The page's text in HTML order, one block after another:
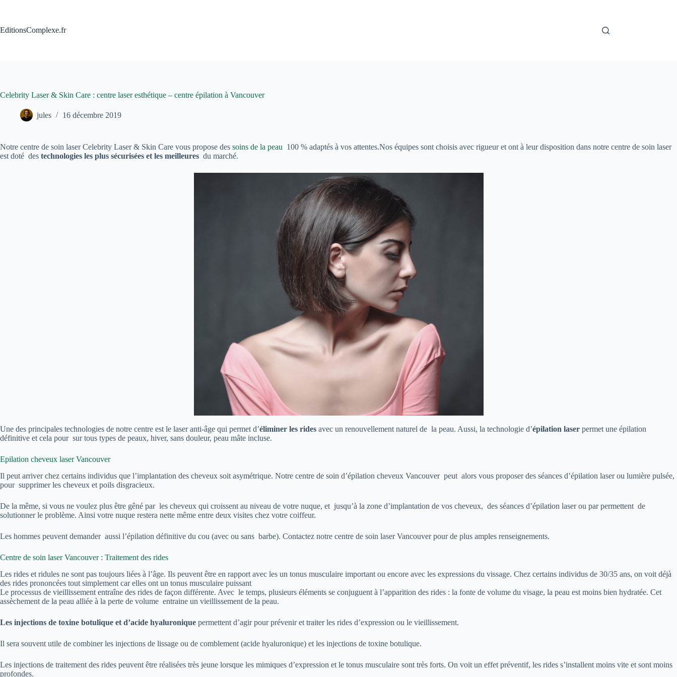
EditionsComplexe.fr
Celebrity Laser & Skin Care : centre laser esthétique – centre épilation à Vancouver
jules 16 décembre 2019
Notre centre de soin laser Celebrity Laser & Skin Care vous propose des soins de la peau 100 % adaptés à vos attentes.Nos équipes sont choisis avec rigueur et ont à leur disposition dans notre centre de soin laser
est doté des technologies les plus sécurisées et les meilleures du marché.
Une des principales technologies de notre centre est le laser anti-âge qui permet d’éliminer les rides avec un renouvellement naturel de la peau. Aussi, la technologie d’épilation laser permet une épilation
définitive et cela pour sur tous types de peaux, hiver, sans douleur, peau mâte incluse.
Epilation cheveux laser Vancouver
Il peut arriver chez certains individus que l’implantation des cheveux soit asymétrique. Notre centre de soin d’épilation cheveux Vancouver peut alors vous proposer des séances d’épilation laser ou lumière pulsée,
pour supprimer les cheveux et poils disgracieux.
De la même, si vous ne voulez plus être gêné par les cheveux qui croissent au niveau de votre nuque, et jusqu’à la zone d’implantation de vos cheveux, des séances d’épilation laser ou par permettent de
solutionner le problème. Ainsi votre nuque restera nette même entre deux visites chez votre coiffeur.
Les hommes peuvent demander aussi l’épilation définitive du cou (avec ou sans barbe). Contactez notre centre de soin laser Vancouver pour de plus amples renseignements.
Centre de soin laser Vancouver : Traitement des rides
Les rides et ridules ne sont pas toujours liées à l’âge. Ils peuvent être en rapport avec les un tonus musculaire important ou encore avec les expressions du vissage. Chez certains individus de 30/35 ans, on voit déjà
des rides prononcées tout simplement car elles ont un tonus musculaire puissant
Le processus de vieillissement entraîne des rides de façon différente. Avec le temps, plusieurs éléments se conjuguent à l’apparition des rides : la fonte de volume du visage, la peau est moins bien hydratée. Cet
assèchement de la peau alliée à la perte de volume entraine un vieillissement de la peau.
Les injections de toxine botulique et d’acide hyaluronique permettent d’agir pour prévenir et traiter les rides d’expression ou le vieillissement.
Il sera souvent utile de combiner les injections de lissage ou de comblement (acide hyaluronique) et les injections de toxine botulique.
Les injections de traitement des rides peuvent être réalisées très jeune lorsque les mimiques d’expression et le tonus musculaire sont très forts. On voit un effet préventif, les rides s’installent moins vite et sont moins
profondes.